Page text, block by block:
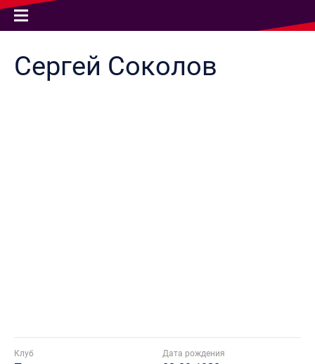
Сергей Соколов
Клуб Дата рождения